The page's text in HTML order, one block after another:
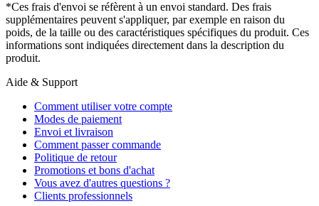
*Ces frais d'envoi se réfèrent à un envoi standard. Des frais
supplémentaires peuvent s'appliquer, par exemple en raison du
poids, de la taille ou des caractéristiques spécifiques du produit. Ces
informations sont indiquées directement dans la description du
produit.
Aide & Support
Comment utiliser votre compte
Modes de paiement
Envoi et livraison
Comment passer commande
Politique de retour
Promotions et bons d'achat
Vous avez d'autres questions ?
Clients professionnels